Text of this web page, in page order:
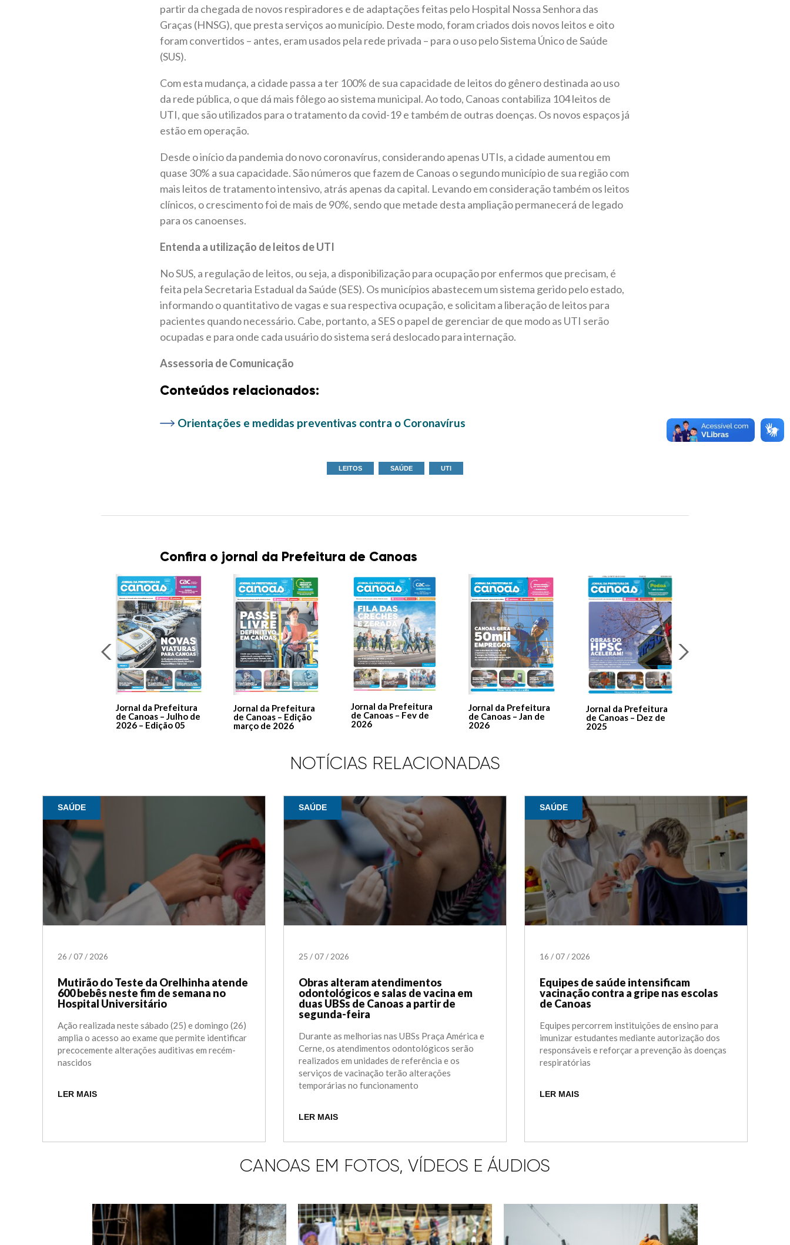
partir da chegada de novos respiradores e de adaptações feitas pelo Hospital Nossa Senhora das
Graças (HNSG), que presta serviços ao município. Deste modo, foram criados dois novos leitos e oito
foram convertidos – antes, eram usados pela rede privada – para o uso pelo Sistema Único de Saúde
(SUS).
Com esta mudança, a cidade passa a ter 100% de sua capacidade de leitos do gênero destinada ao uso
da rede pública, o que dá mais fôlego ao sistema municipal. Ao todo, Canoas contabiliza 104 leitos de
UTI, que são utilizados para o tratamento da covid-19 e também de outras doenças. Os novos espaços já
estão em operação.
Desde o início da pandemia do novo coronavírus, considerando apenas UTIs, a cidade aumentou em
quase 30% a sua capacidade. São números que fazem de Canoas o segundo município de sua região com
mais leitos de tratamento intensivo, atrás apenas da capital. Levando em consideração também os leitos
clínicos, o crescimento foi de mais de 90%, sendo que metade desta ampliação permanecerá de legado
para os canoenses.
Entenda a utilização de leitos de UTI
No SUS, a regulação de leitos, ou seja, a disponibilização para ocupação por enfermos que precisam, é
feita pela Secretaria Estadual da Saúde (SES). Os municípios abastecem um sistema gerido pelo estado,
informando o quantitativo de vagas e sua respectiva ocupação, e solicitam a liberação de leitos para
pacientes quando necessário. Cabe, portanto, a SES o papel de gerenciar de que modo as UTI serão
ocupadas e para onde cada usuário do sistema será deslocado para internação.
Assessoria de Comunicação
Conteúdos relacionados:
Orientações e medidas preventivas contra o Coronavírus
LEITOS SAÚDE UTI
Confira o jornal da Prefeitura de Canoas
Jornal da Prefeitura
de Canoas – Julho de
2026 – Edição 05
Jornal da Prefeitura
de Canoas – Edição
março de 2026
Jornal da Prefeitura
de Canoas – Fev de
2026
Jornal da Prefeitura
de Canoas – Jan de
2026
Jornal da Prefeitura
de Canoas – Dez de
2025
NOTÍCIAS RELACIONADAS
SAÚDE
26 /07/ 2026
Mutirão do Teste da Orelhinha atende
600 bebês neste fim de semana no
Hospital Universitário
Ação realizada neste sábado (25) e domingo (26)
amplia o acesso ao exame que permite identificar
precocemente alterações auditivas em recém-
nascidos
LER MAIS
SAÚDE
25 /07/ 2026
Obras alteram atendimentos
odontológicos e salas de vacina em
duas UBSs de Canoas a partir de
segunda-feira
Durante as melhorias nas UBSs Praça América e
Cerne, os atendimentos odontológicos serão
realizados em unidades de referência e os
serviços de vacinação terão alterações
temporárias no funcionamento
LER MAIS
SAÚDE
16 /07/ 2026
Equipes de saúde intensificam
vacinação contra a gripe nas escolas
de Canoas
Equipes percorrem instituições de ensino para
imunizar estudantes mediante autorização dos
responsáveis e reforçar a prevenção às doenças
respiratórias
LER MAIS
CANOAS EM FOTOS, VÍDEOS E ÁUDIOS